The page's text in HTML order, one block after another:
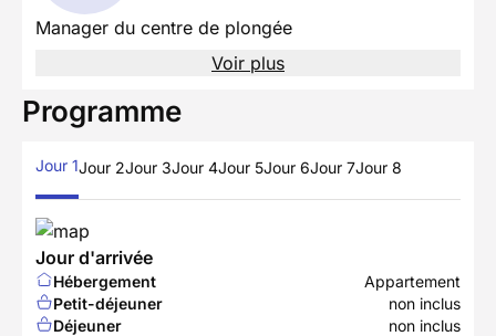
Manager du centre de plongée
Voir plus
Programme
Jour 1Jour 2Jour 3Jour 4Jour 5Jour 6Jour 7Jour 8
Jour d'arrivée
Hébergement
Appartement
Petit-déjeuner
non inclus
Déjeuner
non inclus